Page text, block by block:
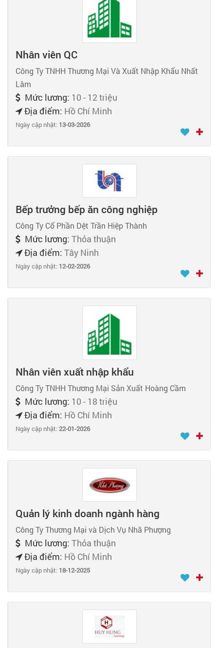
Nhân viên QC
Công Ty TNHH Thương Mại Và Xuất Nhập Khẩu Nhất
Lâm
Mức lương: 10 - 12 triệu
Địa điểm: Hồ Chí Minh
Ngày cập nhật: 13-03-2026
Bếp trưởng bếp ăn công nghiệp
Công Ty Cổ Phần Dệt Trần Hiệp Thành
Mức lương: Thỏa thuận
Địa điểm: Tây Ninh
Ngày cập nhật: 12-02-2026
Nhân viên xuất nhập khẩu
Công Ty TNHH Thương Mại Sản Xuất Hoàng Cầm
Mức lương: 10 - 18 triệu
Địa điểm: Hồ Chí Minh
Ngày cập nhật:22-01-2026
Quản lý kinh doanh ngành hàng
Công Ty Thương Mại và Dịch Vụ Nhã Phượng
Mức lương: Thỏa thuận
Địa điểm: Hồ Chí Minh
Ngày cập nhật: 18-12-2025